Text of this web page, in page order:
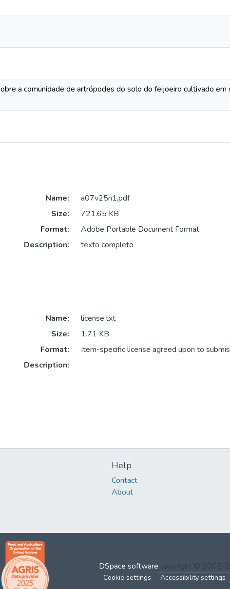
a comunidade de artrópodes do solo do feijoeiro cultivado
Name:
a07v25n1.pdf
Size:
721.65 KB
Format:
Adobe Portable Document Format
Description:
texto completo
Name:
license.txt
Size:
1.71 KB
Format:
Item-specific license agreed upon to
Description:
Help
Contact
About
DSpace software copyright © 2002-
Cookie settings Accessibility settings